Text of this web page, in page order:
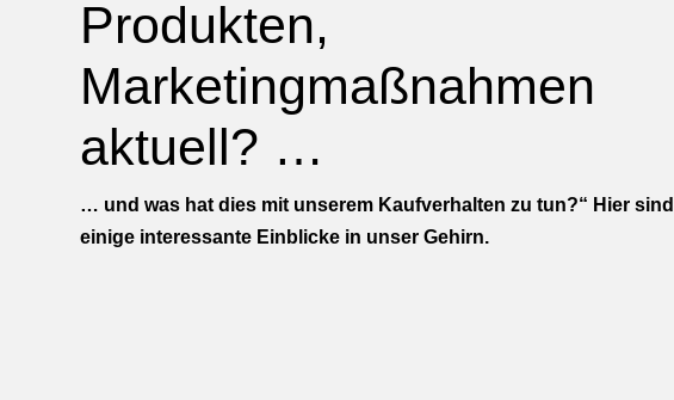
Produkten,
Marketingmaßnahmen
aktuell? …
… und was hat dies mit unserem Kaufverhalten zu tun?“ Hier sind
einige interessante Einblicke in unser Gehirn.